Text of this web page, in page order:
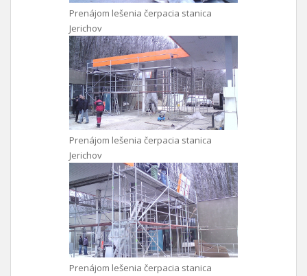
Prenájom lešenia čerpacia stanica
Jerichov
Prenájom lešenia čerpacia stanica
Jerichov
Prenájom lešenia čerpacia stanica